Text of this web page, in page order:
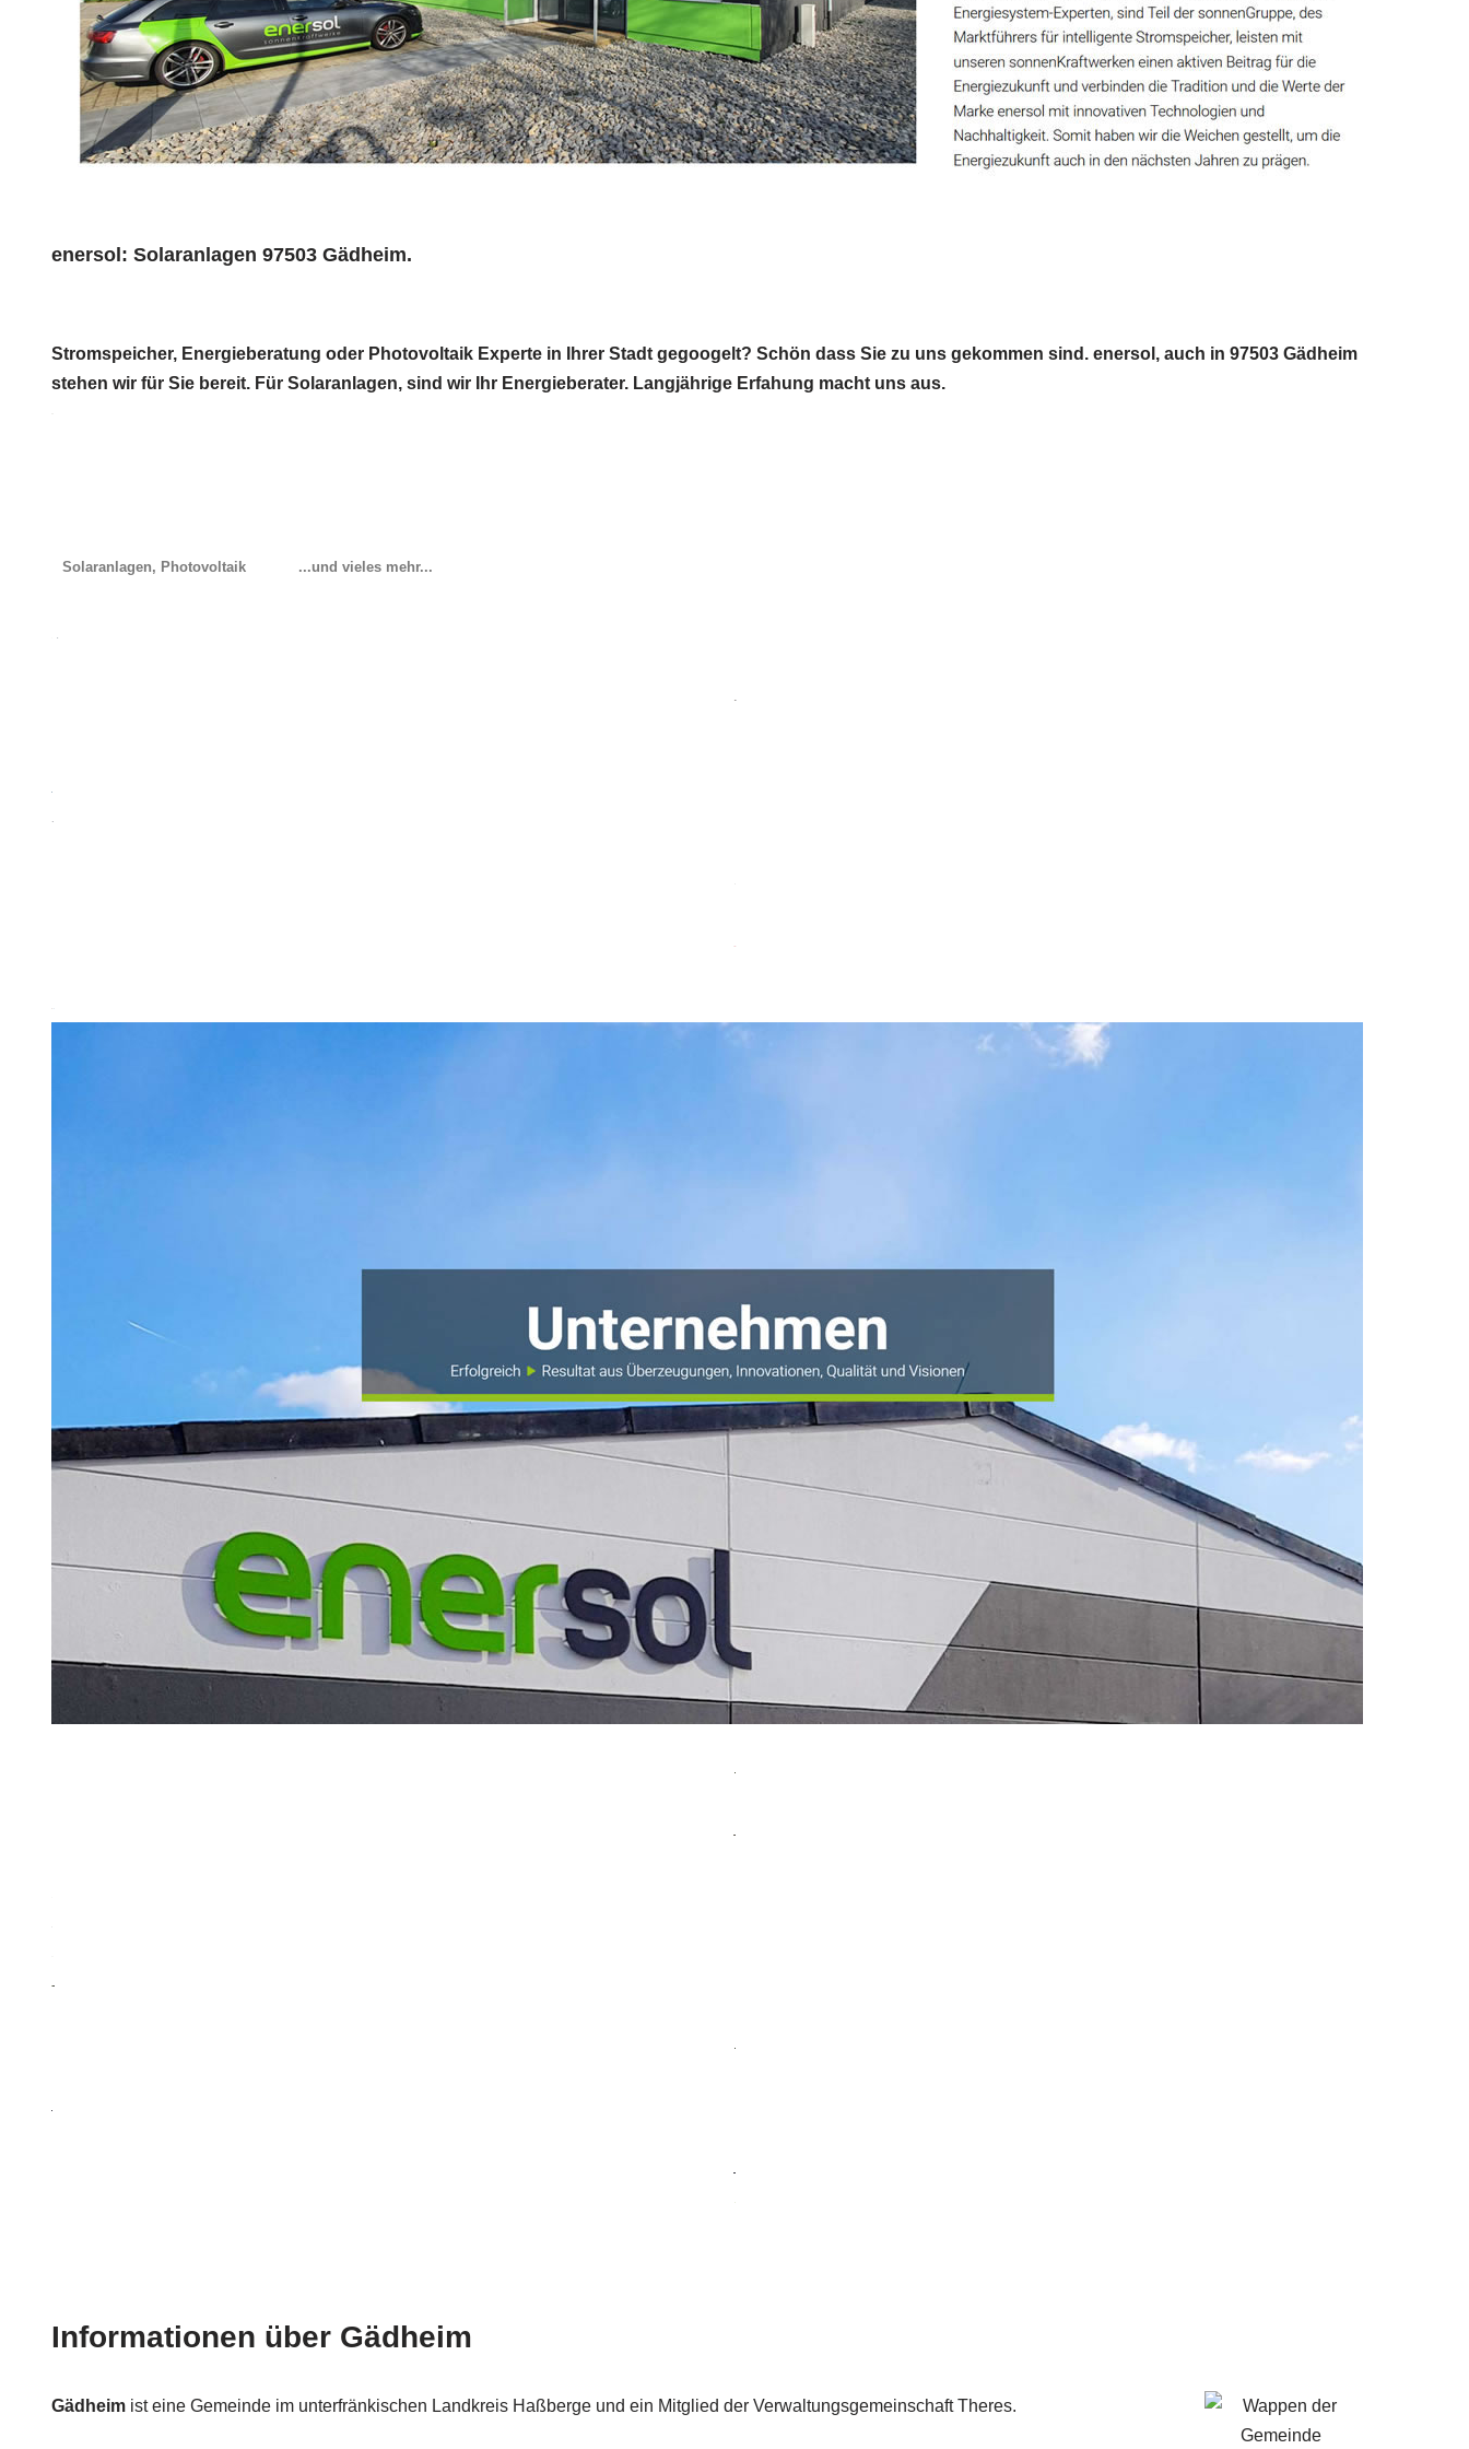
enersol: Solaranlagen 97503 Gädheim.
Stromspeicher, Energieberatung oder Photovoltaik Experte in Ihrer Stadt gegoogelt? Schön dass Sie zu uns gekommen sind. enersol, auch in 97503 Gädheim
stehen wir für Sie bereit. Für Solaranlagen, sind wir Ihr Energieberater. Langjährige Erfahung macht uns aus.
Solaranlagen, Photovoltaik ...und vieles mehr...
Informationen über Gädheim
Gädheim ist eine Gemeinde im unterfränkischen Landkreis Haßberge und ein Mitglied der Verwaltungsgemeinschaft Theres.